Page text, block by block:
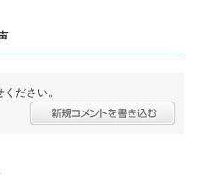
ださい。